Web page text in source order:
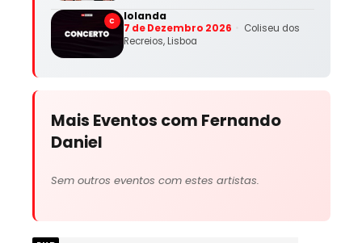
C Iolanda
7 de Dezembro 2026
Coliseu dos
Recreios, Lisboa
Mais Eventos com Fernando
Daniel
Sem outros eventos com estes artistas.